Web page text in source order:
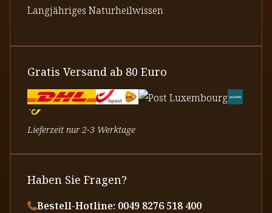
Langjähriges Naturheilwissen
Gratis Versand ab 80 Euro
Lieferzeit nur 2-3 Werktage
Haben Sie Fragen?
Bestell-Hotline: 0049 8276 518 400